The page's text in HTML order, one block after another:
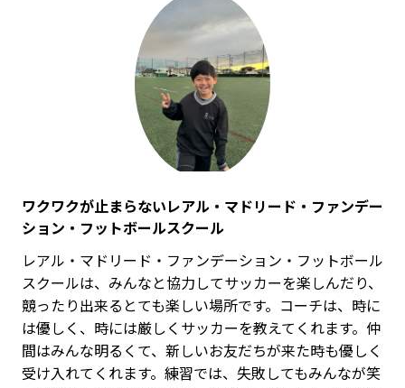
ワクワクが止まらないレアル・マドリード・ファンデー
ション・フットボールスクール
レアル・マドリード・ファンデーション・フットボール
スクールは、みんなと協力してサッカーを楽しんだり、
競ったり出来るとても楽しい場所です。コーチは、時に
は優しく、時には厳しくサッカーを教えてくれます。仲
間はみんな明るくて、新しいお友だちが来た時も優しく
受け入れてくれます。練習では、失敗してもみんなが笑